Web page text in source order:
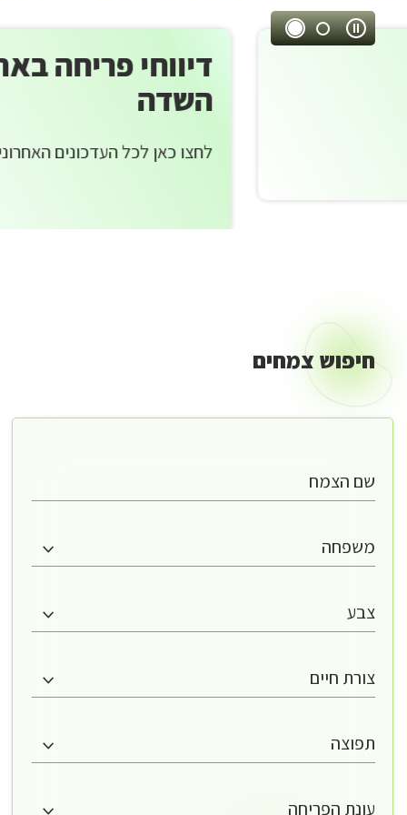
ארץ
ישראל
דיווחי פריחה באתר צמח
לחצו כאן לכל העדכונים האחרונים מהשטח
עצור
חיפוש
חיפוש צמחים
שם הצמח
משפחה
צבע
צורת חיים
תפוצה
עונת הפריחה